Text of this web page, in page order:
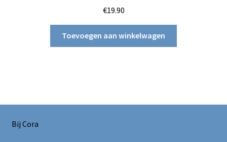
€19.90
Toevoegen aan winkelwagen
Bij Cora